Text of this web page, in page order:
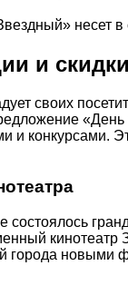
несет
и скидки
своих
и конкурсами.
состоялось
кинотеатр
города новыми